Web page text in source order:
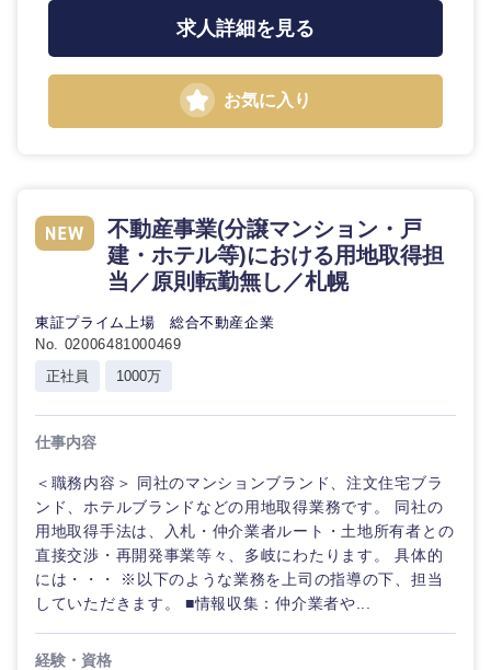
奈良県 和歌山県
求人詳細を見る
お気に入り
不動産事業(分譲マンション・戸
建・ホテル等)における用地取得担
当／原則転勤無し／札幌
東証プライム上場 総合不動産企業
No. 02006481000469
正社員
1000万
仕事内容
＜職務内容＞ 同社のマンションブランド、注文住宅ブラ
ンド、ホテルブランドなどの用地取得業務です。 同社の
用地取得手法は、入札・仲介業者ルート・土地所有者との
直接交渉・再開発事業等々、多岐にわたります。 具体的
には・・・ ※以下のような業務を上司の指導の下、担当
していただきます。 ■情報収集：仲介業者や...
経験・資格